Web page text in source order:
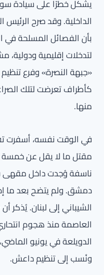
يشكل خطرًا على سيادة
الداخلية. وقد صرح
بأن الفصائل المسلحة
لتدخلات إقليمية ودولية،
«جبهة النصرة» وفرع تنظيم
كأطراف تعرضت لتلك
منها.
في الوقت نفسه، أسفرت
مقتل ما لا يقل عن خمسة
ناسفة وُجدت داخل مقهى
دمشق. ولم يتضح بعد ما
الشيباني إلى لبنان. يُذكر
العاصمة منذ هجوم
ونُسب إلى تنظيم داعش.